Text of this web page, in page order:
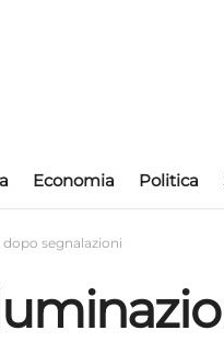
Economia Politica
segnalazioni